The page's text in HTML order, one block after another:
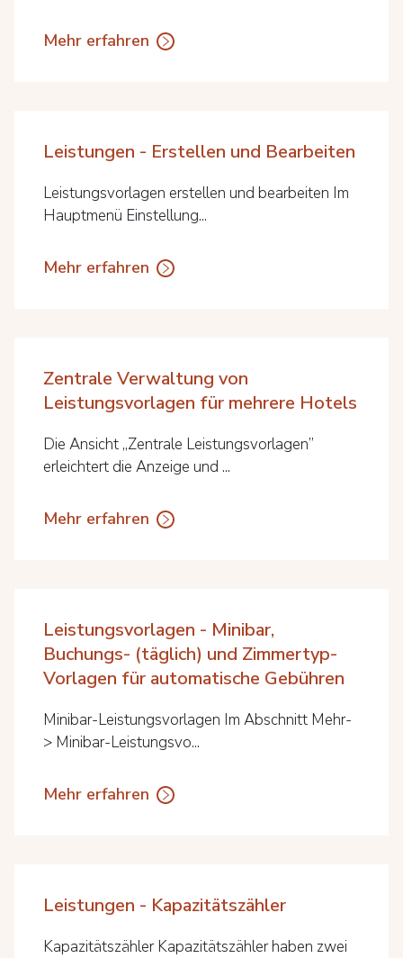
Mehr erfahren
Leistungen - Erstellen und Bearbeiten
Leistungsvorlagen erstellen und bearbeiten Im
Hauptmenü Einstellung...
Mehr erfahren
Zentrale Verwaltung von
Leistungsvorlagen für mehrere Hotels
Die Ansicht „Zentrale Leistungsvorlagen”
erleichtert die Anzeige und ...
Mehr erfahren
Leistungsvorlagen - Minibar,
Buchungs- (täglich) und Zimmertyp-
Vorlagen für automatische Gebühren
Minibar-Leistungsvorlagen Im Abschnitt Mehr-
> Minibar-Leistungsvo...
Mehr erfahren
Leistungen - Kapazitätszähler
Kapazitätszähler Kapazitätszähler haben zwei